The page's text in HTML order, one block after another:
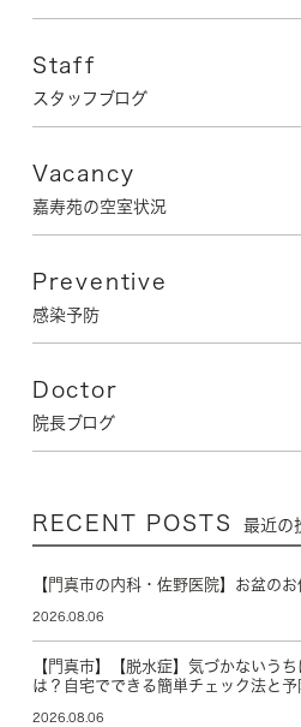
Staff
スタッフブログ
Vacancy
嘉寿苑の空室状況
Preventive
感染予防
Doctor
院長ブログ
RECENT POSTS 最近の
【門真市の内科・佐野医院】お盆のお
2026.08.06
【門真市】【脱水症】気づかないう
は？自宅でできる簡単チェック法と予
2026.08.06